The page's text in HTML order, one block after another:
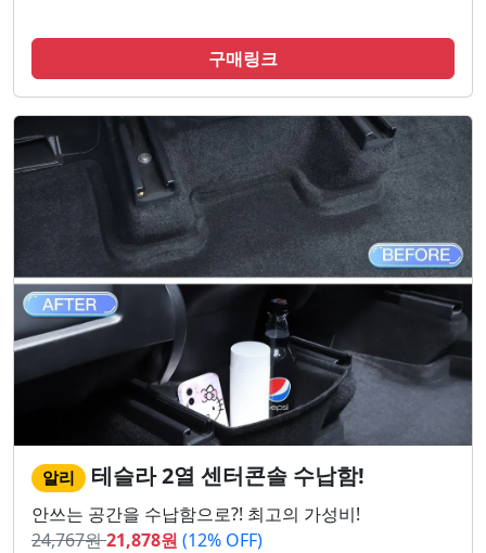
구매링크
알리 테슬라 2열 센터콘솔 수납함!
안쓰는 공간을 수납함으로?! 최고의 가성비!
24,767원21,878원 (12% OFF)